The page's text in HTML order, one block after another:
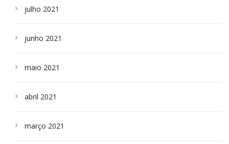
julho 2021
junho 2021
maio 2021
abril 2021
março 2021